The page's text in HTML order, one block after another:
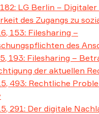
LG Berlin – Digitaler
des Zugangs zu
153: Filesharing –
des
193: Filesharing –
der aktuellen
493: Rechtliche
291: Der digitale